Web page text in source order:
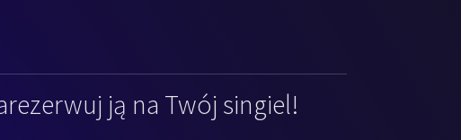
ją na Twój singiel!